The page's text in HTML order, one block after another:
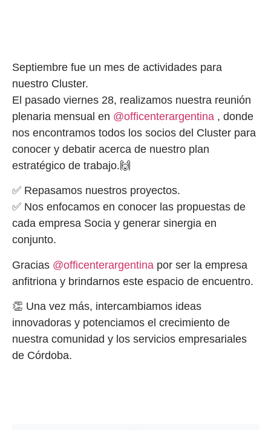
Septiembre fue un mes de actividades para
nuestro Cluster.
El pasado viernes 28, realizamos nuestra reunión
plenaria mensual en @officenterargentina , donde
nos encontramos todos los socios del Cluster para
conocer y debatir acerca de nuestro plan
estratégico de trabajo.🙌
✅ Repasamos nuestros proyectos.
✅ Nos enfocamos en conocer las propuestas de
cada empresa Socia y generar sinergia en
conjunto.
Gracias @officenterargentina por ser la empresa
anfitriona y brindarnos este espacio de encuentro.
👏 Una vez más, intercambiamos ideas
innovadoras y potenciamos el crecimiento de
nuestra comunidad y los servicios empresariales
de Córdoba.